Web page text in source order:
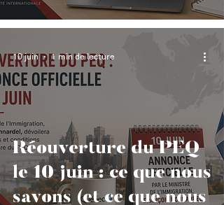
gouvernement
Réouverture du PEQ
le 10 juin : ce que nous
savons (et ce que nous
10 juin 1 min de lecture